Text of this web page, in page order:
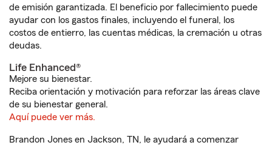
de emisión garantizada. El beneficio por fallecimiento puede
ayudar con los gastos finales, incluyendo el funeral, los
costos de entierro, las cuentas médicas, la cremación u otras
deudas.
Life Enhanced®
Mejore su bienestar.
Reciba orientación y motivación para reforzar las áreas clave
de su bienestar general.
Aquí puede ver más.
Brandon Jones en Jackson, TN, le ayudará a comenzar